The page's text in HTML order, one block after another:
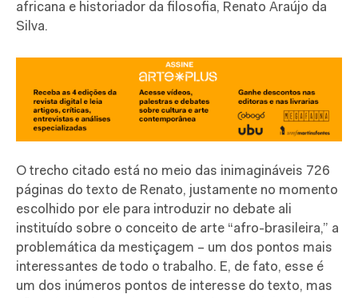
africana e historiador da filosofia, Renato Araújo da
Silva.
O trecho citado está no meio das inimagináveis 726
páginas do texto de Renato, justamente no momento
escolhido por ele para introduzir no debate ali
instituído sobre o conceito de arte “afro-brasileira,” a
problemática da mestiçagem – um dos pontos mais
interessantes de todo o trabalho. E, de fato, esse é
um dos inúmeros pontos de interesse do texto, mas